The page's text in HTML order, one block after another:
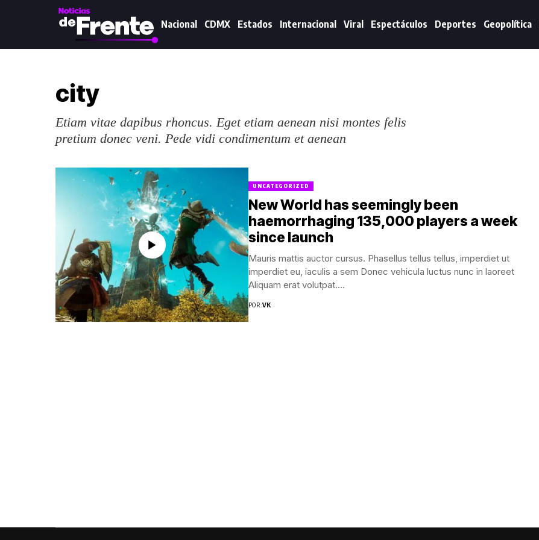
Nacional CDMX Estados Internacional Viral Espectáculos Deportes Geopolítica
city
Etiam vitae dapibus rhoncus. Eget etiam aenean nisi montes felis
pretium donec veni. Pede vidi condimentum et aenean
UNCATEGORIZED
New World has seemingly been
haemorrhaging 135,000 players a week
since launch
Mauris mattis auctor cursus. Phasellus tellus tellus, imperdiet ut
imperdiet eu, iaculis a sem Donec vehicula luctus nunc in laoreet
Aliquam erat volutpat....
POR:VK